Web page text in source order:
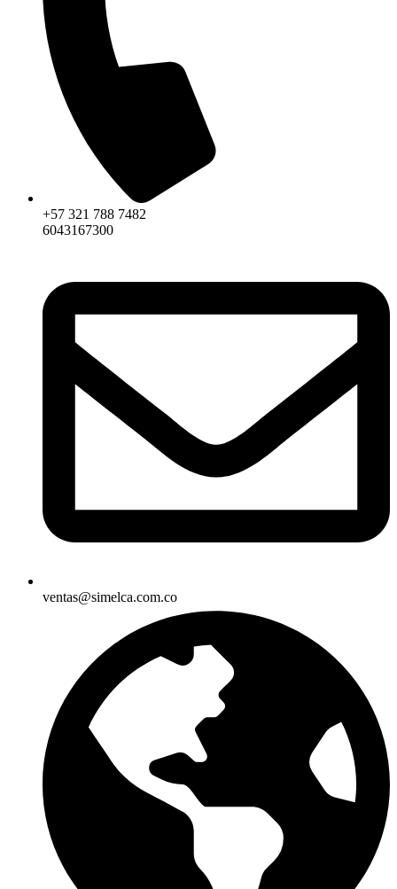
+57 321 788 7482
6043167300
ventas@simelca.com.co